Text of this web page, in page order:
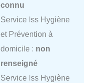
connu
Service Iss Hygiène
et Prévention à
domicile : non
renseigné
Service Iss Hygiène